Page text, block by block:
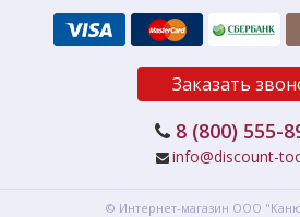
Заказать
8 (800) 555-
info@discount-
© Интернет-магазин ООО